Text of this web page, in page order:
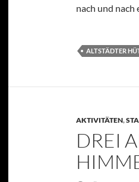
nach und nach
ALTSTÄDTER
AKTIVITÄTEN,
DREI